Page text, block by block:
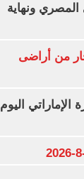
ونهاية
أشجار من أراضى
الإماراتي اليوم